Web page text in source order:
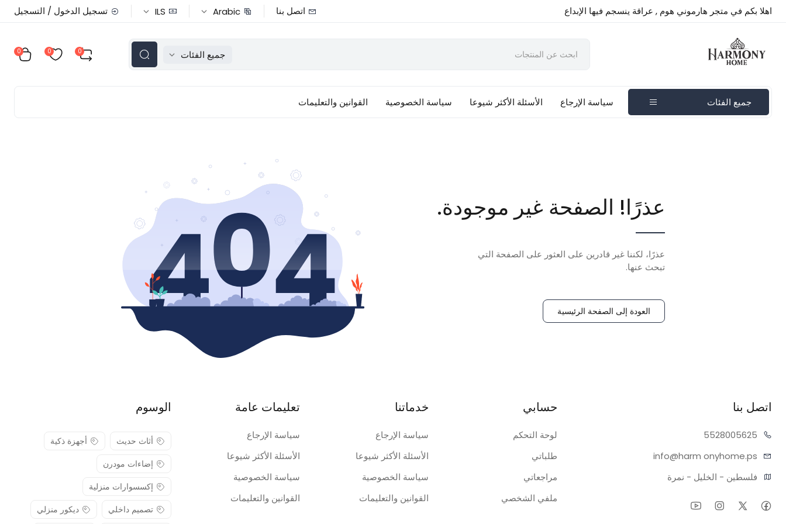
اهلا بكم في متجر هارموني هوم , عراقة ينسجم فيها الإبداع اتصل بنا Arabic
ILS تسجيل الدخول / التسجيل
جميع الفئات 0
0
0
جميع الفئات سياسة الإرجاع الأسئلة الأكثر شيوعا سياسة الخصوصية القوانين والتعليمات
عذرًا! الصفحة غير موجودة.
عذرًا، لكننا غير قادرين على العثور على الصفحة التي
تبحث عنها.
العودة إلى الصفحة الرئيسية
اتصل بنا
05625
55280
info@harm onyhome.ps
فلسطين - الخليل - نمرة
حسابي
لوحة التحكم
طلباتي
مراجعاتي
ملفي الشخصي
خدماتنا
سياسة الإرجاع
الأسئلة الأكثر شيوعا
سياسة الخصوصية
القوانين والتعليمات
تعليمات عامة
سياسة الإرجاع
الأسئلة الأكثر شيوعا
سياسة الخصوصية
القوانين والتعليمات
الوسوم
أثاث حديث
أجهزة ذكية
إضاءات مودرن
إكسسوارات منزلية
تصميم داخلي
ديكور منزلي